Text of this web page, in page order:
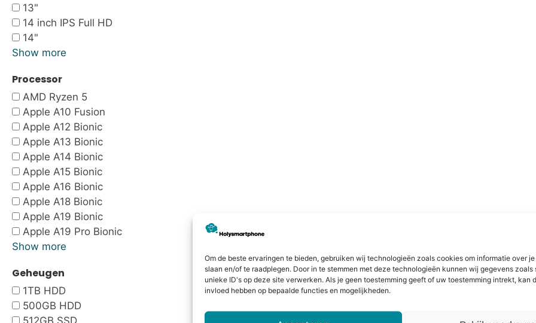
Om de beste ervaringen te bieden, gebruiken wij technologieën zoals cookies om informatie over
slaan en/of te raadplegen. Door in te stemmen met deze technologieën kunnen wij gegevens zoals
unieke ID's op deze site verwerken. Als je geen toestemming geeft of uw toestemming intrekt, kan
invloed hebben op bepaalde functies en mogelijkheden.
13"
14 inch IPS Full HD
14"
Show more
Processor
AMD Ryzen 5
Apple A10 Fusion
Apple A12 Bionic
Apple A13 Bionic
Apple A14 Bionic
Apple A15 Bionic
Apple A16 Bionic
Apple A18 Bionic
Apple A19 Bionic
Apple A19 Pro Bionic
Show more
Geheugen
1TB HDD
500GB HDD
512GB SSD